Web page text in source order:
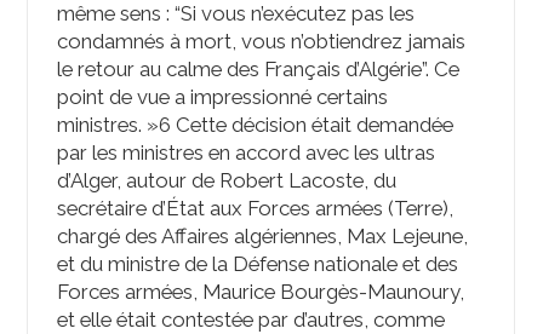
même sens : “Si vous n’exécutez pas les
condamnés à mort, vous n’obtiendrez jamais
le retour au calme des Français d’Algérie”. Ce
point de vue a impressionné certains
ministres. »6 Cette décision était demandée
par les ministres en accord avec les ultras
d’Alger, autour de Robert Lacoste, du
secrétaire d’État aux Forces armées (Terre),
chargé des Affaires algériennes, Max Lejeune,
et du ministre de la Défense nationale et des
Forces armées, Maurice Bourgès-Maunoury,
et elle était contestée par d’autres, comme